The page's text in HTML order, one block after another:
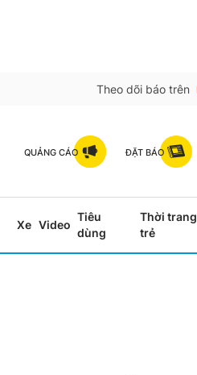
Theo dõi báo trên
QUẢNG CÁO ĐẶT BÁO
Xe Video
Tiêu
dùng
Thời trang
trẻ